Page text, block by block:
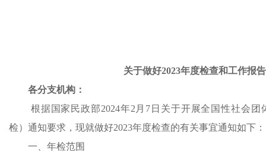
关于做好2023年度检查和工作报
各分支机构：
根据国家民政部2024年2月7日关于开展全国性社会团
检）通知要求，现就做好2023年度检查的有关事宜通知如下：
一、年检范围